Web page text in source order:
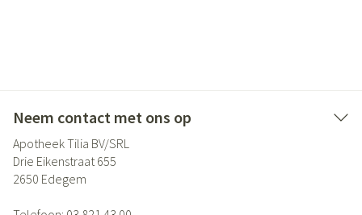
Neem contact met ons op
Apotheek Tilia BV/SRL
Drie Eikenstraat 655
2650 Edegem